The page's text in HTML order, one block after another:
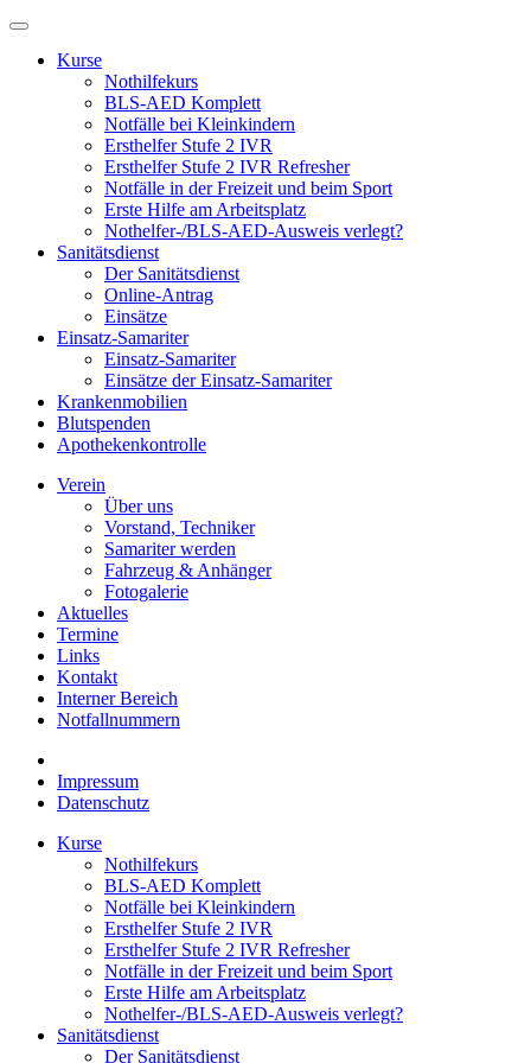
Kurse
Nothilfekurs
BLS-AED Komplett
Notfälle bei Kleinkindern
Ersthelfer Stufe 2 IVR
Ersthelfer Stufe 2 IVR Refresher
Notfälle in der Freizeit und beim Sport
Erste Hilfe am Arbeitsplatz
Nothelfer-/BLS-AED-Ausweis verlegt?
Sanitätsdienst
Der Sanitätsdienst
Online-Antrag
Einsätze
Einsatz-Samariter
Einsatz-Samariter
Einsätze der Einsatz-Samariter
Krankenmobilien
Blutspenden
Apothekenkontrolle
Verein
Über uns
Vorstand, Techniker
Samariter werden
Fahrzeug & Anhänger
Fotogalerie
Aktuelles
Termine
Links
Kontakt
Interner Bereich
Notfallnummern
Impressum
Datenschutz
Kurse
Nothilfekurs
BLS-AED Komplett
Notfälle bei Kleinkindern
Ersthelfer Stufe 2 IVR
Ersthelfer Stufe 2 IVR Refresher
Notfälle in der Freizeit und beim Sport
Erste Hilfe am Arbeitsplatz
Nothelfer-/BLS-AED-Ausweis verlegt?
Sanitätsdienst
Der Sanitätsdienst